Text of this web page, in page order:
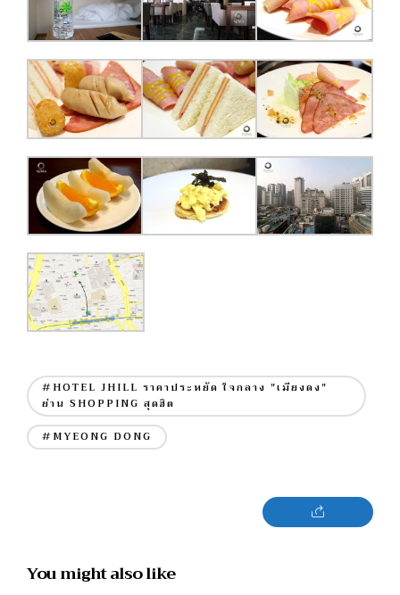
#HOTEL JHILL ราคาประหยัด ใจกลาง "เมียงดง"
ย่าน SHOPPING สุดฮิต
#MYEONG DONG
You might also like